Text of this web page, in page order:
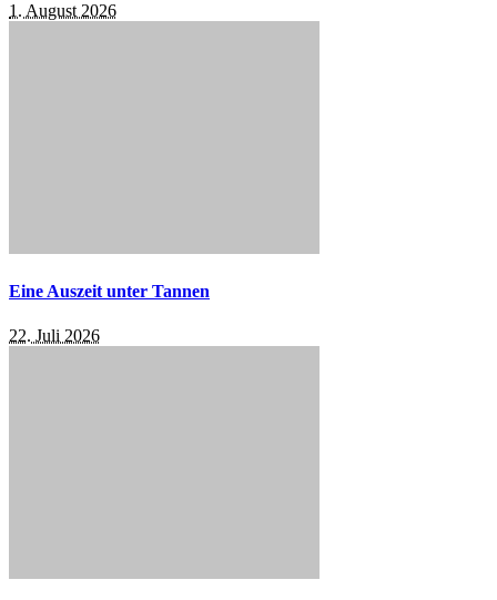
1. August 2026
Eine Auszeit unter Tannen
22. Juli 2026